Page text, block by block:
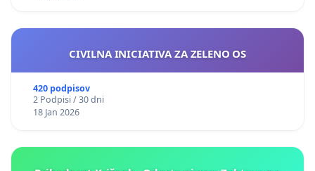
CIVILNA INICIATIVA ZA ZELENO OS
420 podpisov
2 Podpisi / 30 dni
18 Jan 2026